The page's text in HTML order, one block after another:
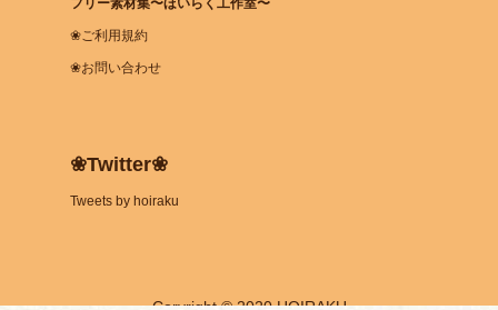
フリー素材集〜ほいらく工作室〜
❀ご利用規約
❀お問い合わせ
❀Twitter❀
Tweets by hoiraku
Coryright © 2020 HOIRAKU